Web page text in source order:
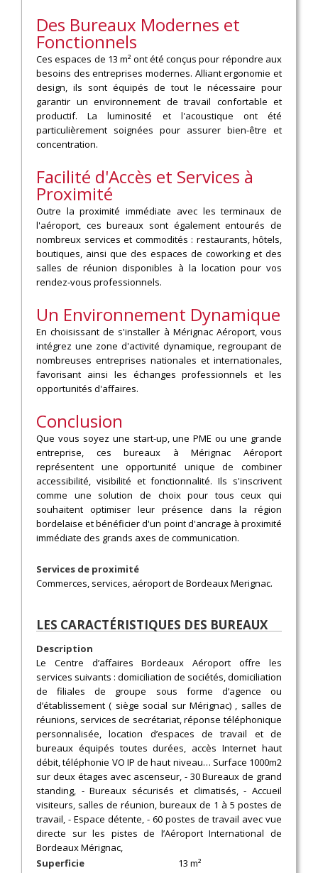
Des Bureaux Modernes et
Fonctionnels
Ces espaces de 13 m² ont été conçus pour répondre aux
besoins des entreprises modernes. Alliant ergonomie et
design, ils sont équipés de tout le nécessaire pour
garantir un environnement de travail confortable et
productif. La luminosité et l'acoustique ont été
particulièrement soignées pour assurer bien-être et
concentration.
Facilité d'Accès et Services à
Proximité
Outre la proximité immédiate avec les terminaux de
l'aéroport, ces bureaux sont également entourés de
nombreux services et commodités : restaurants, hôtels,
boutiques, ainsi que des espaces de coworking et des
salles de réunion disponibles à la location pour vos
rendez-vous professionnels.
Un Environnement Dynamique
En choisissant de s'installer à Mérignac Aéroport, vous
intégrez une zone d'activité dynamique, regroupant de
nombreuses entreprises nationales et internationales,
favorisant ainsi les échanges professionnels et les
opportunités d'affaires.
Conclusion
Que vous soyez une start-up, une PME ou une grande
entreprise, ces bureaux à Mérignac Aéroport
représentent une opportunité unique de combiner
accessibilité, visibilité et fonctionnalité. Ils s'inscrivent
comme une solution de choix pour tous ceux qui
souhaitent optimiser leur présence dans la région
bordelaise et bénéficier d'un point d'ancrage à proximité
immédiate des grands axes de communication.
Services de proximité
Commerces, services, aéroport de Bordeaux Merignac.
LES CARACTÉRISTIQUES DES BUREAUX
Description
Le Centre d’affaires Bordeaux Aéroport offre les
services suivants : domiciliation de sociétés, domiciliation
de filiales de groupe sous forme d’agence ou
d’établissement ( siège social sur Mérignac) , salles de
réunions, services de secrétariat, réponse téléphonique
personnalisée, location d’espaces de travail et de
bureaux équipés toutes durées, accès Internet haut
débit, téléphonie VO IP de haut niveau… Surface 1000m2
sur deux étages avec ascenseur, - 30 Bureaux de grand
standing, - Bureaux sécurisés et climatisés, - Accueil
visiteurs, salles de réunion, bureaux de 1 à 5 postes de
travail, - Espace détente, - 60 postes de travail avec vue
directe sur les pistes de l’Aéroport International de
Bordeaux Mérignac,
Superficie
13 m²